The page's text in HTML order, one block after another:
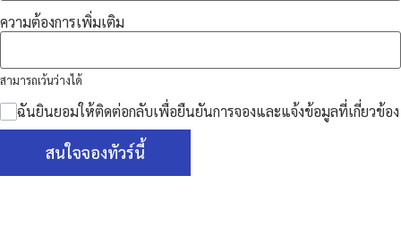
ความต้องการเพิ่มเติม
สามารถเว้นว่างได้
ฉันยินยอมให้ติดต่อกลับเพื่อยืนยันการจองและแจ้งข้อมูลที่เกี่ยวข้อง
สนใจจองทัวร์นี้